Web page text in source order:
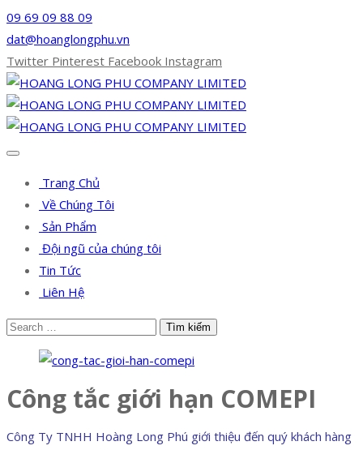
09 69 09 88 09
dat@hoanglongphu.vn
Twitter Pinterest Facebook Instagram
Trang Chủ
Về Chúng Tôi
Sản Phẩm
Đội ngũ của chúng tôi
Tin Tức
Liên Hệ
Công tắc giới hạn COMEPI
Công Ty TNHH Hoàng Long Phú giới thiệu đến quý khách hàng